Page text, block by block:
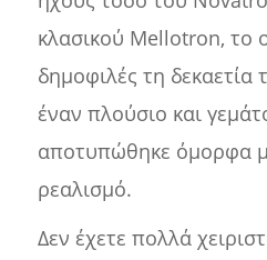
κλασικού Mellotron, το
δημοφιλές τη δεκαετία
έναν πλούσιο και
αποτυπώθηκε όμορφα
ρεαλισμό.
Δεν έχετε πολλά